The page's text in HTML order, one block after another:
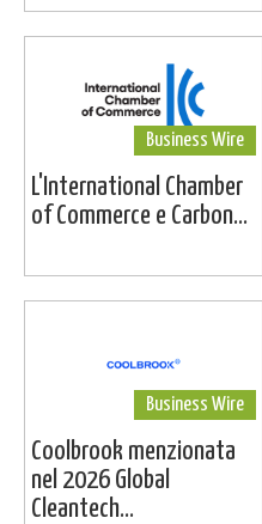
Business Wire
L'International Chamber
of Commerce e Carbon...
Business Wire
Coolbrook menzionata
nel 2026 Global
Cleantech...